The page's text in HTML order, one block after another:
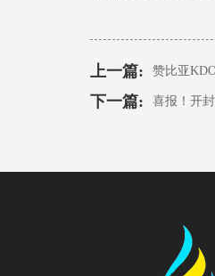
上一篇: 赞比亚
下一篇: 喜报！开